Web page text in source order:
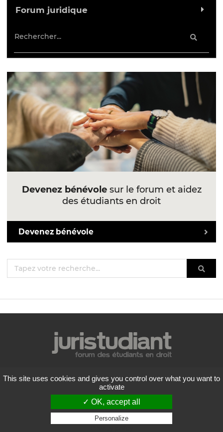
Forum juridique
Devenez bénévolesur le forum et aidez
des étudiants en droit
Devenez bénévole
Mentions légales
Politique de confidentialité
Conditions générales d'utilisation
Liste des forums
Contactez-nous
This site uses cookies and gives you control over what you want to
activate
✓ OK, accept all
Personalize